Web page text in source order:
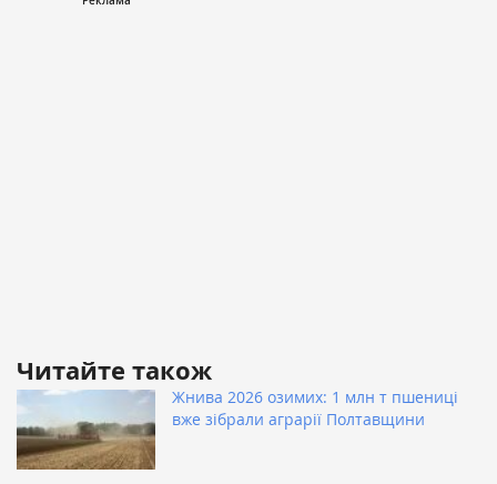
Читайте також
Жнива 2026 озимих: 1 млн т пшениці
вже зібрали аграрії Полтавщини